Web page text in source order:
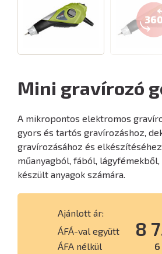
Mini gravírozó
A mikropontos elektromos
gyors és tartós gravírozáshoz,
gravírozásához és
műanyagból, fából,
készült anyagok számára.
Ajánlott ár:
ÁFÁ-val együtt
8
ÁFA nélkül